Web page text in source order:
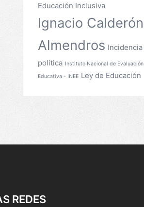
Educación Inclusiva
Ignacio Calderón
Almendros Incidencia
política Instituto Nacional de Evaluación
Educativa - INEE Ley de Educación
REDES